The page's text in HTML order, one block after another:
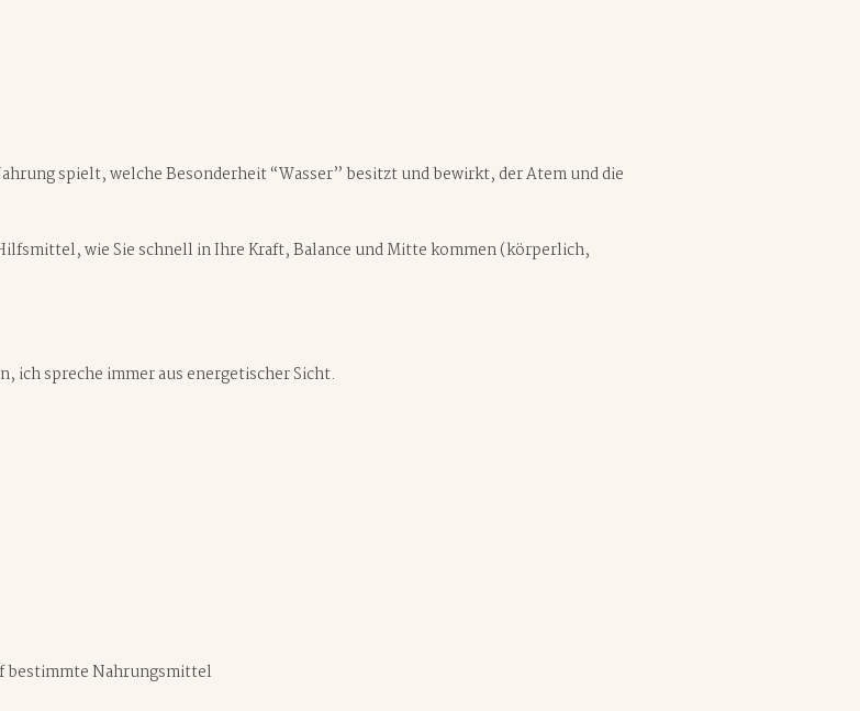
spielt, welche Besonderheit “Wasser” besitzt und bewirkt, der Atem und die
wie Sie schnell in Ihre Kraft, Balance und Mitte kommen (körperlich,
spreche immer aus energetischer Sicht.
bestimmte Nahrungsmittel